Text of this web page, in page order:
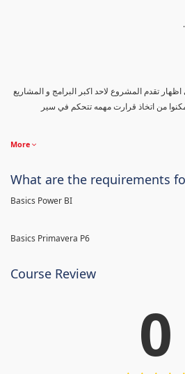
تقدم المشروع لاحد اكبر البرامج و المشاريع
من اتخاذ قرارت مهمه تتحكم في سير
More
What are the requirements
Basics Power BI
Basics Primavera P6
Course Review
0